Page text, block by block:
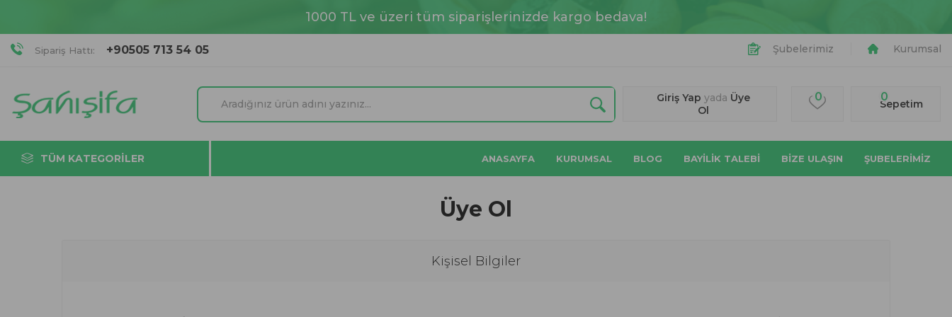
1000 TL ve üzeri tüm siparişlerinizde kargo bedava!
Sipariş Hattı: +90505 713 54 05 Şubelerimiz Kurumsal
Giriş Yap yada Üye
Ol
0 0
Sepetim
TÜM KATEGORILER ANASAYFA KURUMSAL BLOG BAYİLİK TALEBİ BIZE ULAŞIN ŞUBELERİMİZ
Üye Ol
Kişisel Bilgiler